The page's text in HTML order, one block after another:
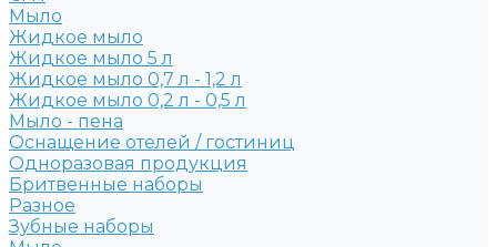
Мыло
Жидкое мыло
Жидкое мыло 5 л
Жидкое мыло 0,7 л - 1,2 л
Жидкое мыло 0,2 л - 0,5 л
Мыло - пена
Оснащение отелей / гостиниц
Одноразовая продукция
Бритвенные наборы
Разное
Зубные наборы